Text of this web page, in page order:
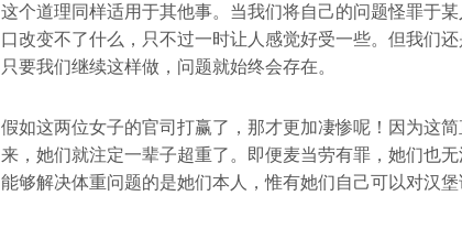
这个道理同样适用于其他事。当我们将自己的问题怪罪于
口改变不了什么，只不过一时让人感觉好受一些。但我们
只要我们继续这样做，问题就始终会存在。
假如这两位女子的官司打赢了，那才更加凄惨呢！因为这
来，她们就注定一辈子超重了。即便麦当劳有罪，她们也
能够解决体重问题的是她们本人，惟有她们自己可以对汉堡